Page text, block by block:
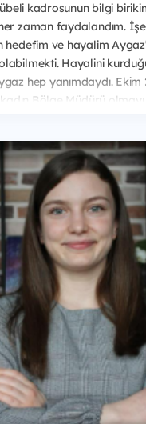
kadrosunun bilgi
zaman faydalandım. İşe
ve hayalim
Hayalini
hep yanımdaydı.
Bölge Müdürü olmayı
devam ediyorum.
insan odaklı ve
bir şirkette çalıştığım için